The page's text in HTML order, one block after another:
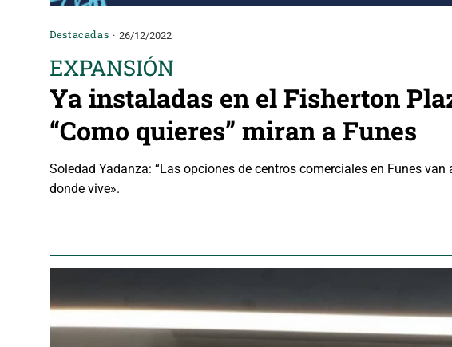
Destacadas 26/12/2022
EXPANSIÓN
Ya instaladas en el Fisherton
“Como quieres” miran a Funes
Soledad Yadanza: “Las opciones de centros comerciales en Funes
donde vive».